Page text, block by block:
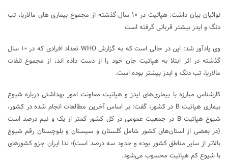
نوائیان بیان داشت: هپاتیت در ۱۰ سال گذشته از مجموع بیماری های مالاریا، تب
دنگ و ایدز بیشتر قربانی گرفته است
وی یادآور شد: این در حالی است که به گزارش WHO تعداد افرادی که در ۱۰ سال
گذشته در اثر ابتلا به هپاتیت جان خود را از دست داده اند، از مجموع تلفات
مالاریا، تب دنگ و ایدز بیشتر بوده است.
کارشناس مبارزه با بیماری‌های ایدز و هپاتیت معاونت امور بهداشتی درباره شیوع
بیماری هپاتیت B در کشور، گفت: بر اساس آخرین مطالعات انجام شده در کشور،
شیوع هپاتیت B در جمعیت عمومی در کل کشور کمتر از یک و نیم درصد است
(در بعضی از استان‌های کشور شامل گلستان و سیستان و بلوچستان رقم شیوع
بالاتر از سایر مناطق کشور بوده و حدود سه درصد است)؛ لذا ایران جزو کشورهای
با شیوع کم هپاتیت محسوب می‌شود.